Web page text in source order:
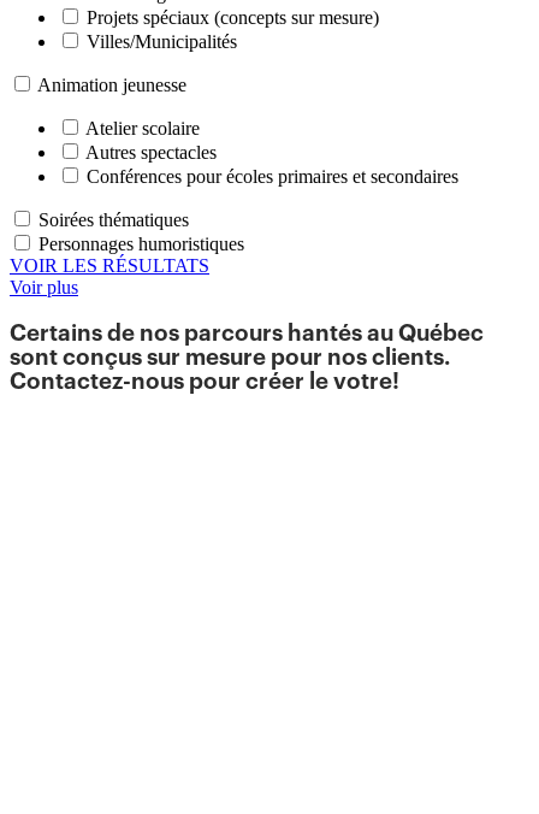
Projets spéciaux (concepts sur mesure)
Villes/Municipalités
Animation jeunesse
Atelier scolaire
Autres spectacles
Conférences pour écoles primaires et secondaires
Soirées thématiques
Personnages humoristiques
VOIR LES RÉSULTATS
Voir plus
Certains de nos parcours hantés au Québec
sont conçus sur mesure pour nos clients.
Contactez-nous pour créer le votre!